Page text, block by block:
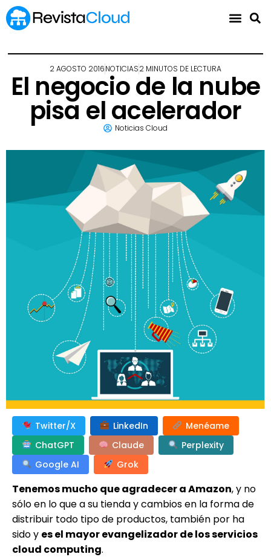
2 AGOSTO 2016NOTICIAS2 MINUTOS DE LECTURA
El negocio de la nube
pisa el acelerador
Noticias Cloud
Twitter/X LinkedIn
Menéame
ChatGPT
Claude
Perplexity
Google AI
Grok
Tenemos mucho que agradecer a Amazon, y no
sólo en lo que a su tienda y cambios en la forma de
distribuir todo tipo de productos, también por ha
sido y es el mayor evangelizador de los servicios
cloud computing.